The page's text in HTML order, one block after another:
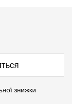
знижки